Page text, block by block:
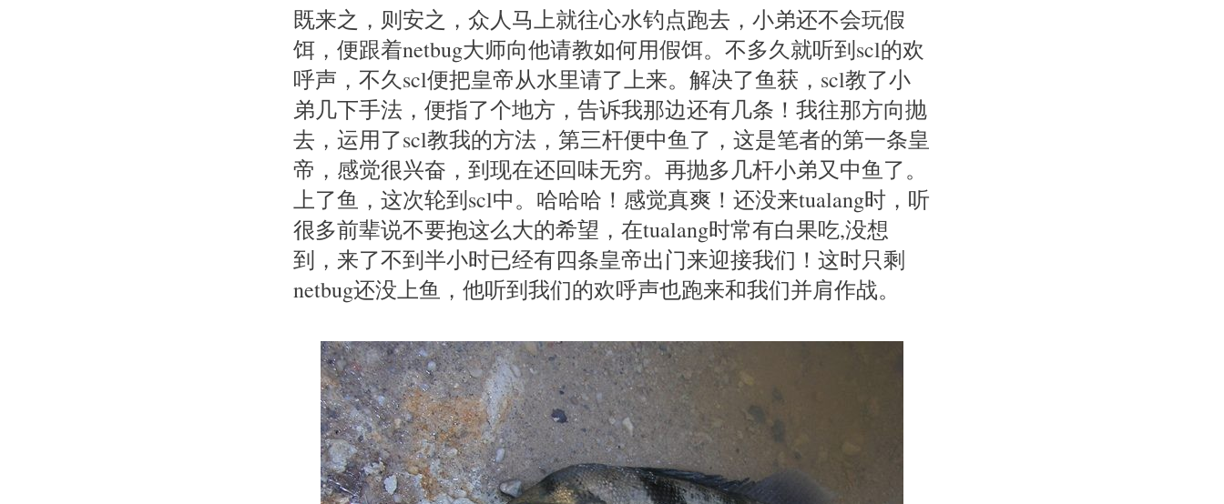
既来之，则安之，众人马上就往心水钓点跑去，小弟还不会玩假
饵，便跟着netbug大师向他请教如何用假饵。不多久就听到scl的欢
呼声，不久scl便把皇帝从水里请了上来。解决了鱼获，scl教了小
弟几下手法，便指了个地方，告诉我那边还有几条！我往那方向抛
去，运用了scl教我的方法，第三杆便中鱼了，这是笔者的第一条皇
帝，感觉很兴奋，到现在还回味无穷。再抛多几杆小弟又中鱼了。
上了鱼，这次轮到scl中。哈哈哈！感觉真爽！还没来tualang时，听
很多前辈说不要抱这么大的希望，在tualang时常有白果吃,没想
到，来了不到半小时已经有四条皇帝出门来迎接我们！这时只剩
netbug还没上鱼，他听到我们的欢呼声也跑来和我们并肩作战。